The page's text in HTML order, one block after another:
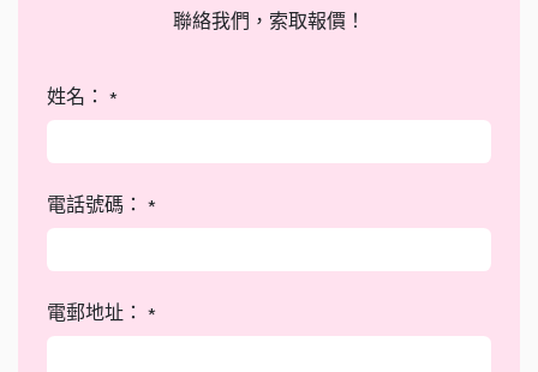
聯絡我們，索取報價！
姓名： *
電話號碼： *
電郵地址： *